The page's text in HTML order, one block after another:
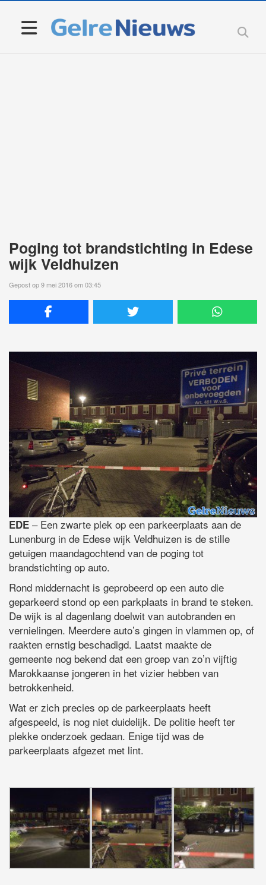
Poging tot brandstichting in Edese
wijk Veldhuizen
Gepost op 9 mei 2016 om 03:45
EDE – Een zwarte plek op een parkeerplaats aan de
Lunenburg in de Edese wijk Veldhuizen is de stille
getuigen maandagochtend van de poging tot
brandstichting op auto.
Rond middernacht is geprobeerd op een auto die
geparkeerd stond op een parkplaats in brand te steken.
De wijk is al dagenlang doelwit van autobranden en
vernielingen. Meerdere auto’s gingen in vlammen op, of
raakten ernstig beschadigd. Laatst maakte de
gemeente nog bekend dat een groep van zo’n vijftig
Marokkaanse jongeren in het vizier hebben van
betrokkenheid.
Wat er zich precies op de parkeerplaats heeft
afgespeeld, is nog niet duidelijk. De politie heeft ter
plekke onderzoek gedaan. Enige tijd was de
parkeerplaats afgezet met lint.